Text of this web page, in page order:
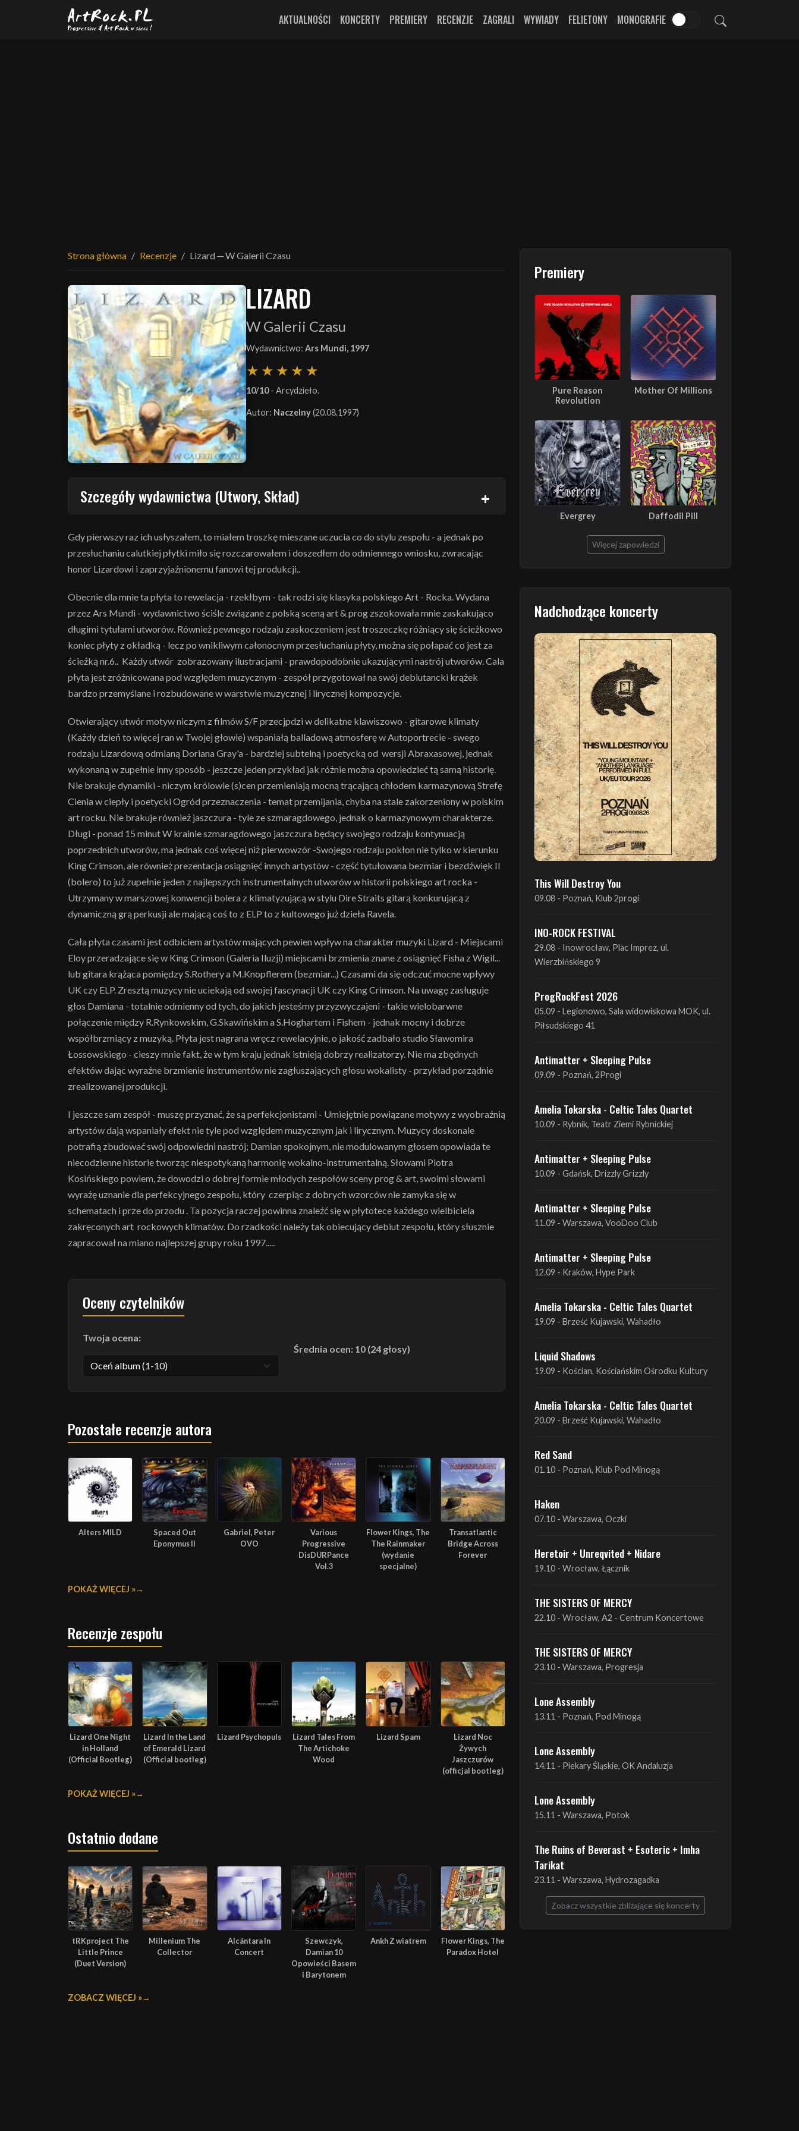
Przejdź do treści głównej
AKTUALNOŚCI KONCERTY PREMIERY RECENZJE ZAGRALI WYWIADY FELIETONY MONOGRAFIE
Strona główna Recenzje Lizard ─ W Galerii Czasu
LIZARD
W Galerii Czasu
Wydawnictwo: Ars Mundi, 1997
10/10- Arcydzieło.
Autor: Naczelny(20.08.1997)
Szczegóły wydawnictwa (Utwory, Skład)
Gdy pierwszy raz ich usłyszałem, to miałem troszkę mieszane uczucia co do stylu zespołu - a jednak po
przesłuchaniu calutkiej płytki miło się rozczarowałem i doszedłem do odmiennego wniosku, zwracając
honor Lizardowi i zaprzyjaźnionemu fanowi tej produkcji..
Obecnie dla mnie ta płyta to rewelacja - rzekłbym - tak rodzi się klasyka polskiego Art - Rocka. Wydana
przez Ars Mundi - wydawnictwo ściśle związane z polską sceną art & prog zszokowała mnie zaskakująco
długimi tytułami utworów. Również pewnego rodzaju zaskoczeniem jest troszeczkę różniący się ścieżkowo
koniec płyty z okładką - lecz po wnikliwym całonocnym przesłuchaniu płyty, można się połapać co jest za
ścieżką nr.6.. Każdy utwór zobrazowany ilustracjami - prawdopodobnie ukazującymi nastrój utworów. Cala
płyta jest zróżnicowana pod względem muzycznym - zespół przygotował na swój debiutancki krążek
bardzo przemyślane i rozbudowane w warstwie muzycznej i lirycznej kompozycje.
Otwierający utwór motyw niczym z filmów S/F przecjpdzi w delikatne klawiszowo - gitarowe klimaty
(Każdy dzień to więcej ran w Twojej głowie) wspaniałą balladową atmosferę w Autoportrecie - swego
rodzaju Lizardową odmianą Doriana Gray'a - bardziej subtelną i poetycką od wersji Abraxasowej, jednak
wykonaną w zupełnie inny sposób - jeszcze jeden przykład jak różnie można opowiedzieć tą samą historię.
Nie brakuje dynamiki - niczym królowie (s)cen przemieniają mocną trącającą chłodem karmazynową Strefę
Cienia w ciepły i poetycki Ogród przeznaczenia - temat przemijania, chyba na stale zakorzeniony w polskim
art rocku. Nie brakuje również jaszczura - tyle ze szmaragdowego, jednak o karmazynowym charakterze.
Długi - ponad 15 minut W krainie szmaragdowego jaszczura będący swojego rodzaju kontynuacją
poprzednich utworów, ma jednak coś więcej niż pierwowzór -Swojego rodzaju pokłon nie tylko w kierunku
King Crimson, ale również prezentacja osiągnięć innych artystów - część tytułowana bezmiar i bezdźwięk II
(bolero) to już zupełnie jeden z najlepszych instrumentalnych utworów w historii polskiego art rocka -
Utrzymany w marszowej konwencji bolera z klimatyzującą w stylu Dire Straits gitarą konkurującą z
dynamiczną grą perkusji ale mającą coś to z ELP to z kultowego już dzieła Ravela.
Cała płyta czasami jest odbiciem artystów mających pewien wpływ na charakter muzyki Lizard - Miejscami
Eloy przeradzające się w King Crimson (Galeria Iluzji) miejscami brzmienia znane z osiągnięć Fisha z Wigil...
lub gitara krążąca pomiędzy S.Rothery a M.Knopflerem (bezmiar...) Czasami da się odczuć mocne wpływy
UK czy ELP. Zresztą muzycy nie uciekają od swojej fascynacji UK czy King Crimson. Na uwagę zasługuje
głos Damiana - totalnie odmienny od tych, do jakich jesteśmy przyzwyczajeni - takie wielobarwne
połączenie między R.Rynkowskim, G.Skawińskim a S.Hoghartem i Fishem - jednak mocny i dobrze
współbrzmiący z muzyką. Płyta jest nagrana wręcz rewelacyjnie, o jakość zadbało studio Sławomira
Łossowskiego - cieszy mnie fakt, że w tym kraju jednak istnieją dobrzy realizatorzy. Nie ma zbędnych
efektów dając wyraźne brzmienie instrumentów nie zagłuszających głosu wokalisty - przykład porządnie
zrealizowanej produkcji.
I jeszcze sam zespół - muszę przyznać, że są perfekcjonistami - Umiejętnie powiązane motywy z wyobraźnią
artystów dają wspaniały efekt nie tyle pod względem muzycznym jak i lirycznym. Muzycy doskonale
potrafią zbudować swój odpowiedni nastrój; Damian spokojnym, nie modulowanym głosem opowiada te
niecodzienne historie tworząc niespotykaną harmonię wokalno-instrumentalną. Słowami Piotra
Kosińskiego powiem, że dowodzi o dobrej formie młodych zespołów sceny prog & art, swoimi słowami
wyrażę uznanie dla perfekcyjnego zespołu, który czerpiąc z dobrych wzorców nie zamyka się w
schematach i prze do przodu . Ta pozycja raczej powinna znaleźć się w płytotece każdego wielbiciela
zakręconych art rockowych klimatów. Do rzadkości należy tak obiecujący debiut zespołu, który słusznie
zapracował na miano najlepszej grupy roku 1997.....
Oceny czytelników
Twoja ocena:
Średnia ocen: 10 (24 głosy)
Pozostałe recenzje autora
Alters MILD
Spaced Out
Eponymus II
Gabriel, Peter
OVO
Various
Progressive
DisDURPance
Vol.3
Flower Kings, The
The Rainmaker
(wydanie
specjalne)
Transatlantic
Bridge Across
Forever
POKAŻ WIĘCEJ »
Recenzje zespołu
Lizard One Night
in Holland
(Official Bootleg)
Lizard In the Land
of Emerald Lizard
(Official bootleg)
Lizard Psychopuls
Lizard Tales From
The Artichoke
Wood
Lizard Spam
Lizard Noc
Żywych
Jaszczurów
(officjal bootleg)
POKAŻ WIĘCEJ »
Ostatnio dodane
tRKproject The
Little Prince
(Duet Version)
Millenium The
Collector
Alcántara In
Concert
Szewczyk,
Damian 10
Opowieści Basem
i Barytonem
Ankh Z wiatrem
Flower Kings, The
Paradox Hotel
ZOBACZ WIĘCEJ »
Premiery
Pure Reason
Revolution
Mother Of Millions
Evergrey Daffodil Pill
Więcej zapowiedzi
Nadchodzące koncerty
Poprzedni Następny
09.08 - Poznań, Klub 2progi
INO-ROCK FESTIVAL
Wierzbińskiego 9
ProgRockFest 2026
Piłsudskiego 41
09.09 - Poznań, 2Progi
10.09 - Rybnik, Teatr Ziemi Rybnickiej
10.09 - Gdańsk, Drizzly Grizzly
11.09 - Warszawa, VooDoo Club
12.09 - Kraków, Hype Park
19.09 - Brześć Kujawski, Wahadło
19.09 - Kościan, Kościańskim Ośrodku Kultury
20.09 - Brześć Kujawski, Wahadło
01.10 - Poznań, Klub Pod Minogą
07.10 - Warszawa, Oczki
19.10 - Wrocław, Łącznik
22.10 - Wrocław, A2 - Centrum Koncertowe
23.10 - Warszawa, Progresja
13.11 - Poznań, Pod Minogą
14.11 - Piekary Śląskie, OK Andaluzja
15.11 - Warszawa, Potok
The Ruins of Beverast + Esoteric + Imha
Tarikat
23.11 - Warszawa, Hydrozagadka